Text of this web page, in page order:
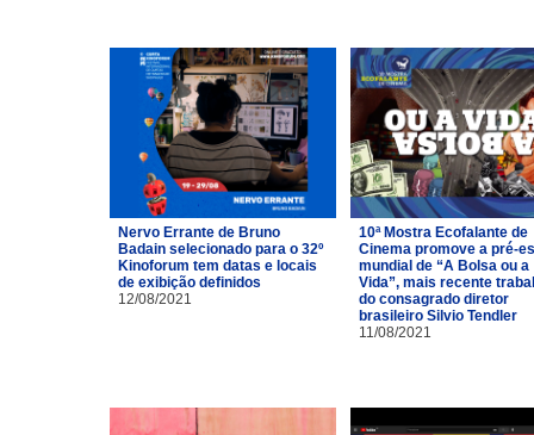
Nervo Errante de Bruno
Badain selecionado para o 32º
Kinoforum tem datas e locais
de exibição definidos
12/08/2021
10ª Mostra Ecofalante de
Cinema promove a pré-
mundial de “A Bolsa ou a
Vida”, mais recente
do consagrado diretor
brasileiro Silvio Tendler
11/08/2021